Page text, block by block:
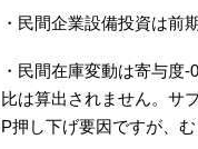
・民間企業設備投資は前
・民間在庫変動は寄与度
比は算出されません。サ
P押し下げ要因ですが、む